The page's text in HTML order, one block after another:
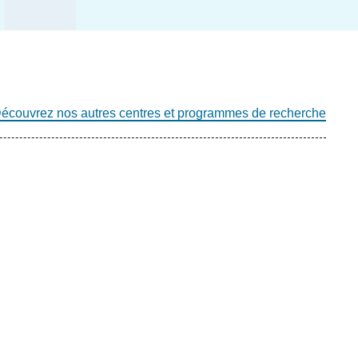
nos autres centres et programmes de recherche